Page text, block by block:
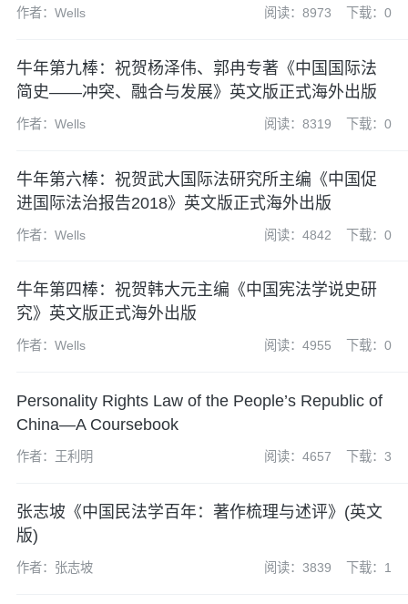
作者：Wells 阅读：8973 下载：0
牛年第九棒：祝贺杨泽伟、郭冉专著《中国国际法
简史——冲突、融合与发展》英文版正式海外出版
作者：Wells 阅读：8319 下载：0
牛年第六棒：祝贺武大国际法研究所主编《中国促
进国际法治报告2018》英文版正式海外出版
作者：Wells 阅读：4842 下载：0
牛年第四棒：祝贺韩大元主编《中国宪法学说史研
究》英文版正式海外出版
作者：Wells 阅读：4955 下载：0
Personality Rights Law of the People’s Republic of
China—A Coursebook
作者：王利明 阅读：4657 下载：3
张志坡《中国民法学百年：著作梳理与述评》(英文
版)
作者：张志坡 阅读：3839 下载：1